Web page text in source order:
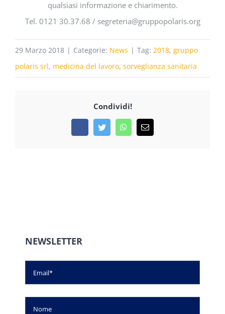
qualsiasi informazione e chiarimento.
Tel. 0121 30.37.68 / segreteria@gruppopolaris.org
29 Marzo 2018 | Categorie: News | Tag: 2018, gruppo
polaris srl, medicina del lavoro, sorveglianza sanitaria
Condividi!
FacebookTwitterWhatsApp
Email
NEWSLETTER